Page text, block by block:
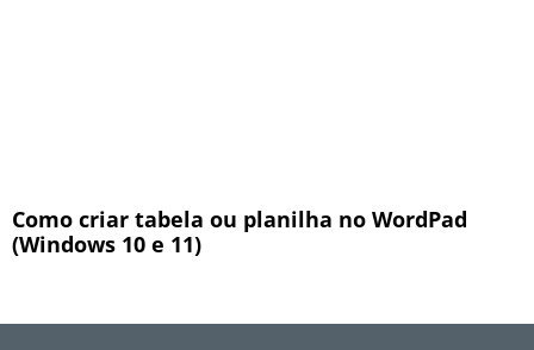
Como criar tabela ou planilha no WordPad
(Windows 10 e 11)